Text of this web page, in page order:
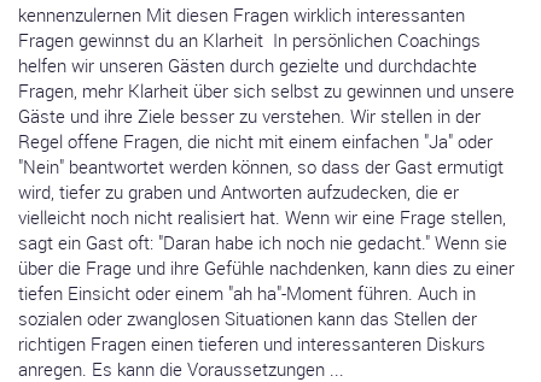
kennenzulernen Mit diesen Fragen wirklich interessanten
Fragen gewinnst du an Klarheit In persönlichen Coachings
helfen wir unseren Gästen durch gezielte und durchdachte
Fragen, mehr Klarheit über sich selbst zu gewinnen und unsere
Gäste und ihre Ziele besser zu verstehen. Wir stellen in der
Regel offene Fragen, die nicht mit einem einfachen "Ja" oder
"Nein" beantwortet werden können, so dass der Gast ermutigt
wird, tiefer zu graben und Antworten aufzudecken, die er
vielleicht noch nicht realisiert hat. Wenn wir eine Frage stellen,
sagt ein Gast oft: "Daran habe ich noch nie gedacht." Wenn sie
über die Frage und ihre Gefühle nachdenken, kann dies zu einer
tiefen Einsicht oder einem "ah ha"-Moment führen. Auch in
sozialen oder zwanglosen Situationen kann das Stellen der
richtigen Fragen einen tieferen und interessanteren Diskurs
anregen. Es kann die Voraussetzungen ...